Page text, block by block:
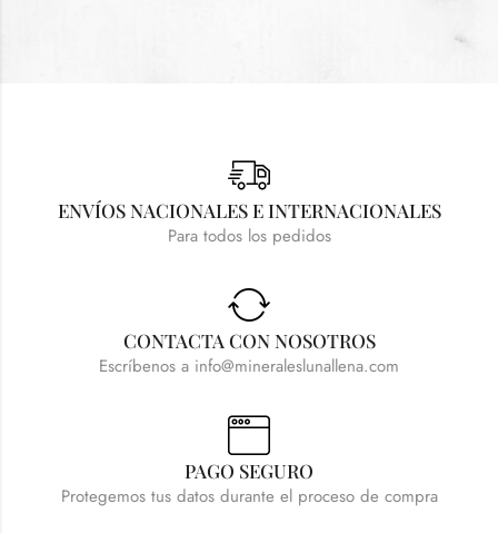
ENVÍOS NACIONALES E INTERNACIONALES
Para todos los pedidos
CONTACTA CON NOSOTROS
Escríbenos a info@mineraleslunallena.com
PAGO SEGURO
Protegemos tus datos durante el proceso de compra